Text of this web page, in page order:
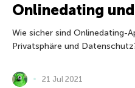
Onlinedating
Wie sicher sind Onlinedating-
Privatsphäre und
21 Jul 2021